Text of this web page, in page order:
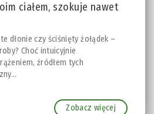
ciałem, szokuje nawet
dłonie czy ściśnięty żołądek –
Choć intuicyjnie
źródłem tych
Zobacz więcej